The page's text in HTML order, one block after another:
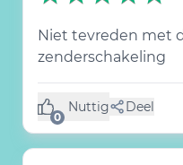
Niet tevreden met
zenderschakeling
0
Nuttig
(0 like) Deel